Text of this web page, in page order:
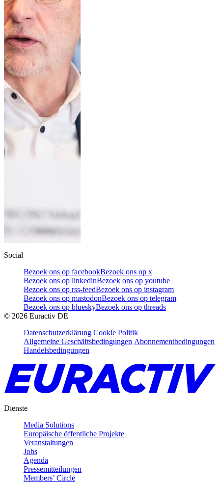
Social
Bezoek ons op facebookBezoek ons op x
Bezoek ons op linkedinBezoek ons op youtube
Bezoek ons op rss-feedBezoek ons op instagram
Bezoek ons op mastodonBezoek ons op telegram
Bezoek ons op blueskyBezoek ons op threads
© 2026 Euractiv DE
Datenschutzerklärung Cookie Politik
Allgemeine Geschäftsbedingungen Abonnementbedingungen
Handelsbedingungen
Dienste
Media Solutions
Europäische öffentliche Projekte
Veranstaltungen
Jobs
Agenda
Pressemitteilungen
Members’ Circle